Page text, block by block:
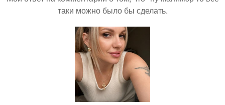
таки можно было бы сделать.